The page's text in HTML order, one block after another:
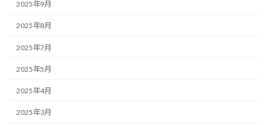
2025年9月
2025年8月
2025年7月
2025年5月
2025年4月
2025年3月